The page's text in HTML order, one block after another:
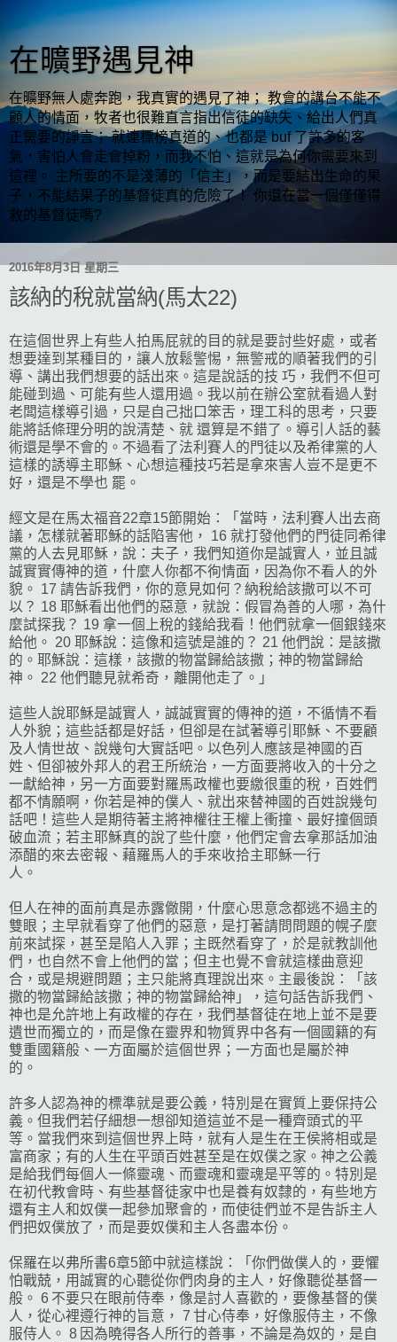
在曠野遇見神
在曠野無人處奔跑，我真實的遇見了神； 教會的講台不能不
顧人的情面，牧者也很難直言指出信徒的缺失、給出人們真
正需要的諍言； 就連標榜真道的、也都是 buf 了許多的客
氣，害怕人會走會掉粉，而我不怕、這就是為何你需要來到
這裡。 主所要的不是淺薄的「信主」，而是要結出生命的果
子，不能結果子的基督徒真的危險了！ 你還在當一個僅僅得
救的基督徒嗎?
2016年8月3日 星期三
該納的稅就當納(馬太22)
在這個世界上有些人拍馬屁就的目的就是要討些好處，或者
想要達到某種目的，讓人放鬆警惕，無警戒的順著我們的引
導、講出我們想要的話出來。這是說話的技 巧，我們不但可
能碰到過、可能有些人還用過。我以前在辦公室就看過人對
老闆這樣導引過，只是自己拙口笨舌，理工科的思考，只要
能將話條理分明的說清楚、就 還算是不錯了。導引人話的藝
術還是學不會的。不過看了法利賽人的門徒以及希律黨的人
這樣的誘導主耶穌、心想這種技巧若是拿來害人豈不是更不
好，還是不學也 罷。
經文是在馬太福音22章15節開始：「當時，法利賽人出去商
議，怎樣就著耶穌的話陷害他， 16 就打發他們的門徒同希律
黨的人去見耶穌，說：夫子，我們知道你是誠實人，並且誠
誠實實傳神的道，什麼人你都不徇情面，因為你不看人的外
貌。 17 請告訴我們，你的意見如何？納稅給該撒可以不可
以？ 18 耶穌看出他們的惡意，就說：假冒為善的人哪，為什
麼試探我？ 19 拿一個上稅的錢給我看！他們就拿一個銀錢來
給他。 20 耶穌說：這像和這號是誰的？ 21 他們說：是該撒
的。耶穌說：這樣，該撒的物當歸給該撒；神的物當歸給
神。 22 他們聽見就希奇，離開他走了。」
這些人說耶穌是誠實人，誠誠實實的傳神的道，不循情不看
人外貌；這些話都是好話，但卻是在試著導引耶穌、不要顧
及人情世故、說幾句大實話吧。以色列人應該是神國的百
姓、但卻被外邦人的君王所統治，一方面要將收入的十分之
一獻給神，另一方面要對羅馬政權也要繳很重的稅，百姓們
都不情願啊，你若是神的僕人、就出來替神國的百姓說幾句
話吧！這些人是期待著主將神權往王權上衝撞、最好撞個頭
破血流；若主耶穌真的說了些什麼，他們定會去拿那話加油
添醋的來去密報、藉羅馬人的手來收拾主耶穌一行
人。
但人在神的面前真是赤露僘開，什麼心思意念都逃不過主的
雙眼；主早就看穿了他們的惡意，是打著請問問題的幌子麼
前來試探，甚至是陷人入罪；主既然看穿了，於是就教訓他
們，也自然不會上他們的當；但主也覺不會就這樣曲意迎
合，或是規避問題；主只能將真理說出來。主最後說：「該
撒的物當歸給該撒；神的物當歸給神」，這句話告訴我們、
神也是允許地上有政權的存在，我們基督徒在地上並不是要
遺世而獨立的，而是像在靈界和物質界中各有一個國籍的有
雙重國籍般、一方面屬於這個世界；一方面也是屬於神
的。
許多人認為神的標準就是要公義，特別是在實質上要保持公
義。但我們若仔細想一想卻知道這並不是一種齊頭式的平
等。當我們來到這個世界上時，就有人是生在王侯將相或是
富商家；有的人生在平頭百姓甚至是在奴僕之家。神之公義
是給我們每個人一條靈魂、而靈魂和靈魂是平等的。特別是
在初代教會時、有些基督徒家中也是養有奴隸的，有些地方
還有主人和奴僕一起參加聚會的，而使徒們並不是告訴主人
們把奴僕放了，而是要奴僕和主人各盡本份。
保羅在以弗所書6章5節中就這樣說：「你們做僕人的，要懼
怕戰兢，用誠實的心聽從你們肉身的主人，好像聽從基督一
般。 6 不要只在眼前侍奉，像是討人喜歡的，要像基督的僕
人，從心裡遵行神的旨意， 7 甘心侍奉，好像服侍主，不像
服侍人。 8 因為曉得各人所行的善事，不論是為奴的，是自